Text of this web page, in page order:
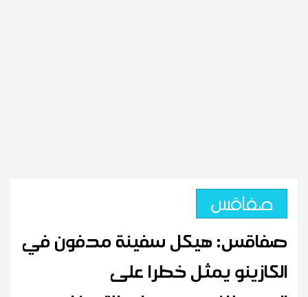
صفاقس
صفاقس: هيكل سفينة مدفون في
الكازينو يمثل خطرا على